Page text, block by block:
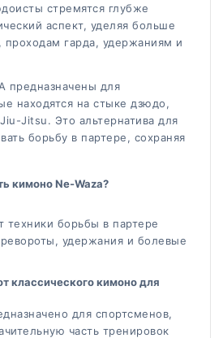
стремятся глубже
аспект, уделяя больше
гарда, удержаниям и
предназначены для
находятся на стыке дзюдо,
Jitsu. Это альтернатива для
борьбу в партере, сохраняя
кимоно Ne-Waza?
техники борьбы в партере
удержания и болевые
классического кимоно для
для спортсменов,
часть тренировок